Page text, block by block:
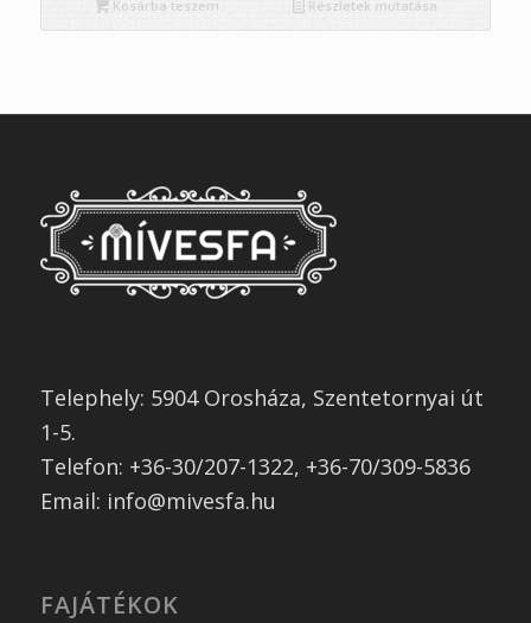
Kosárba teszem Részletek mutatása
Telephely: 5904 Orosháza, Szentetornyai út
1-5.
Telefon: +36-30/207-1322, +36-70/309-5836
Email: info@mivesfa.hu
FAJÁTÉKOK